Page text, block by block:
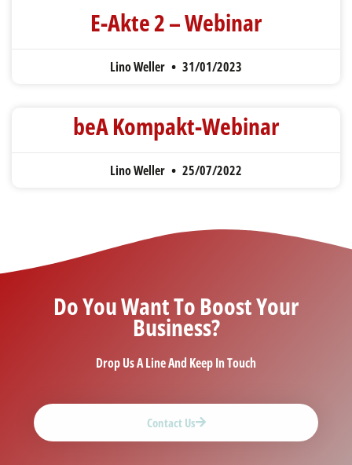
E-Akte 2 – Webinar
Lino Weller 31/01/2023
beA Kompakt-Webinar
Lino Weller 25/07/2022
Do You Want To Boost Your
Business?
Drop Us A Line And Keep In Touch
Contact Us